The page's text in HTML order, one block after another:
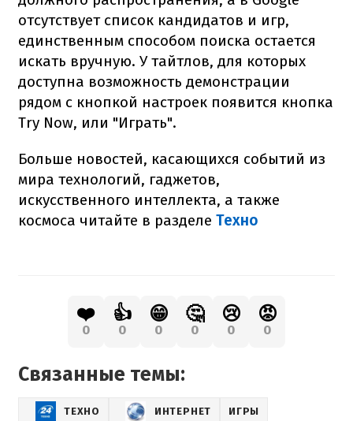
отсутствует список кандидатов и игр,
единственным способом поиска остается
искать вручную. У тайтлов, для которых
доступна возможность демонстрации
рядом с кнопкой настроек появится кнопка
Try Now, или "Играть".
Больше новостей, касающихся событий из
мира технологий, гаджетов,
искусственного интеллекта, а также
космоса читайте в разделе Техно
❤️
0
👍
0
😁
0
🤔
0
😢
0
😡
0
Связанные темы:
ТЕХНО ИНТЕРНЕТ ИГРЫ